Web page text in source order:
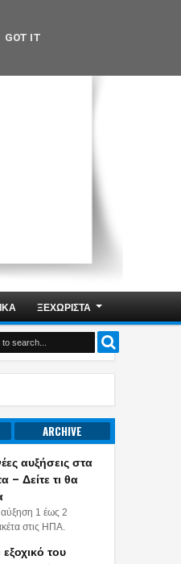
ΞΕΧΩΡΙΣΤΑ
δηλώνει «Δεν υπάρχει η ελληνική
ARCHIVE
αυξήσεις στα
– Δείτε τι θα
1 έως 2
στις ΗΠΑ.
του
GOT IT